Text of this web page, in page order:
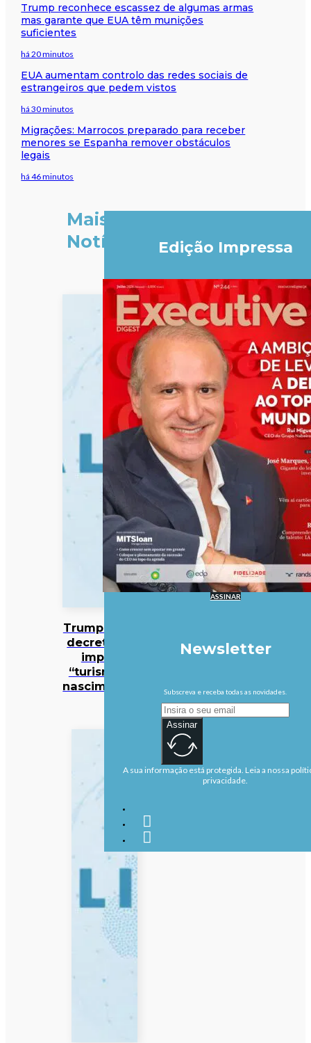
Trump reconhece escassez de algumas armas
mas garante que EUA têm munições
suficientes
há 20 minutos
EUA aumentam controlo das redes sociais de
estrangeiros que pedem vistos
há 30 minutos
Migrações: Marrocos preparado para receber
menores se Espanha remover obstáculos
legais
há 46 minutos
Mais
Notícias
Trump assina
decreto que
impede
“turismo de
nascimentos”
Edição Impressa
ASSINAR
Newsletter
Subscreva e receba todas as novidades.
Assinar
A sua informação está protegida. Leia a nossa
privacidade.